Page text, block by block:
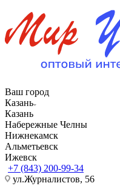
Ваш город
Казань
Казань
Набережные Челны
Нижнекамск
Альметьевск
Ижевск
+7 (843) 200-99-34
ул.Журналистов, 56